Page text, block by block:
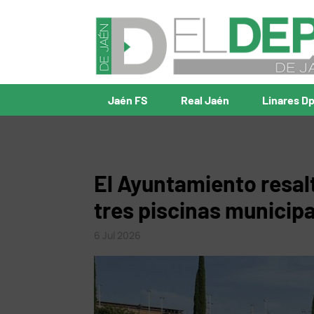
Jaén FS Real Jaén Linares
El Ayuntamiento
tres piscinas